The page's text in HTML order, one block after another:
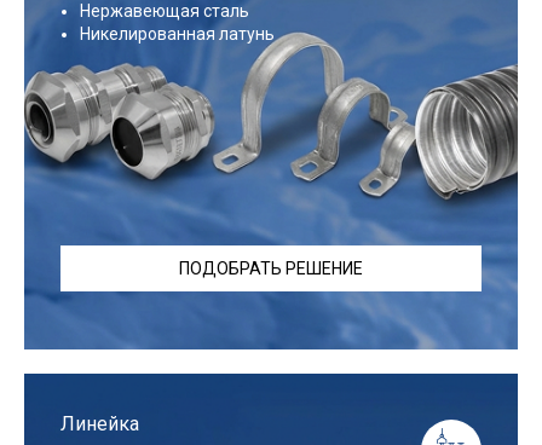
Нержавеющая сталь
Никелированная латунь
ПОДОБРАТЬ РЕШЕНИЕ
Линейка